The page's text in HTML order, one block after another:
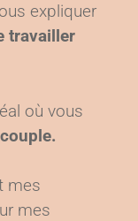
expliquer
travailler
où vous
mes
mes